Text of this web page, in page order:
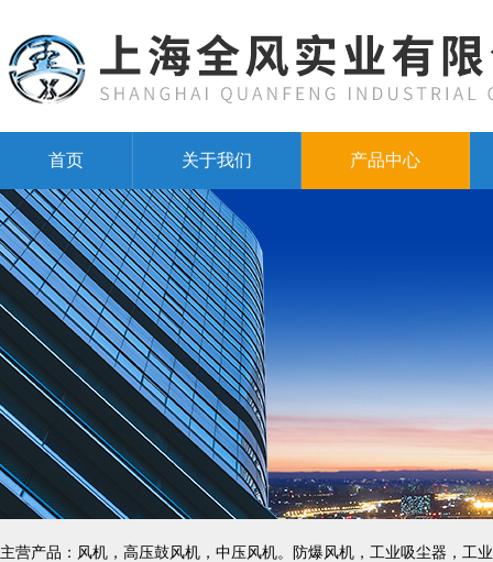
首页 关于我们 产品中心
主营产品：风机，高压鼓风机，中压风机。防爆风机，工业吸尘器，工